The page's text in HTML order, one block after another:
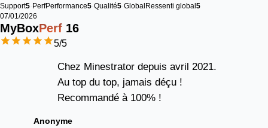
Support5 PerfPerformance5 Qualité5 Global Ressenti global 5
07/01/2026
MyBoxPerf 16
5/5
Chez Minestrator depuis avril 2021.
Au top du top, jamais déçu !
Recommandé à 100% !
Anonyme